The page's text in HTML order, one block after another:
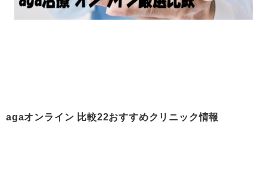
agaオンライン 比較22おすすめクリニック情報